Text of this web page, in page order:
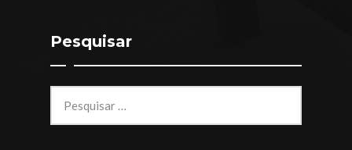
Pesquisar
por: